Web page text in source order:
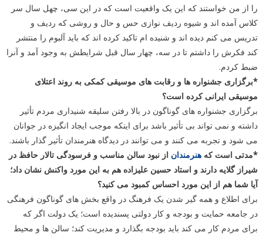
را از من خواستند که این یک واقعیت است که در این سی، چهل سال سر
کلاس آمده اند و شیوه ردیف نوازی حس و حال و روشی که ردیف و
تدریس می کنم دیده اند و شنیده ام تاکید کرده اند که باید آلبوم را منتشر
کند فکرش را داشتم تا در سه، چهار سال قبل شرایطش به وجود آمد و آنرا
ضبط کردم.
*برگزاری جشنواره ها و رقابت های موسیقی کمکی به روند اعتلای
موسیقی ایرانی کرده است؟
برگزاری جشنواره های گوناگون در بالا رفتن سلیقه شنیداری مردم تأثیر
داشته و نمی تواند بی تأثیر باشد برای اینکه موجب ایجاد انگیزه در جوانان
می شود و تجربه می کنند و می توانند در دیدگاه هنرمندان تأثیر گذار باشند.
*مدتی است که هنرمندان از نبود سالن مناسب و فرسودگی تالار حافظ در
شیراز گلایه دارند و استاد حسین علیزاده هم به این مورد واکنش نشان داد؛
آیا شما هم از این مورد احساس کمبود می کنید؟
برای اطلاع و همه گیر شدن یک فرهنگ در واقع بخش های گوناگون فرهنگی
در جامعه حمایت و بودجه و کار دولتی پسندیده است؛ یک دولت اگر که
برای مردم کار می کند باید بودجه بگذارد و مدیریت کند؛ سالن ها و محیط